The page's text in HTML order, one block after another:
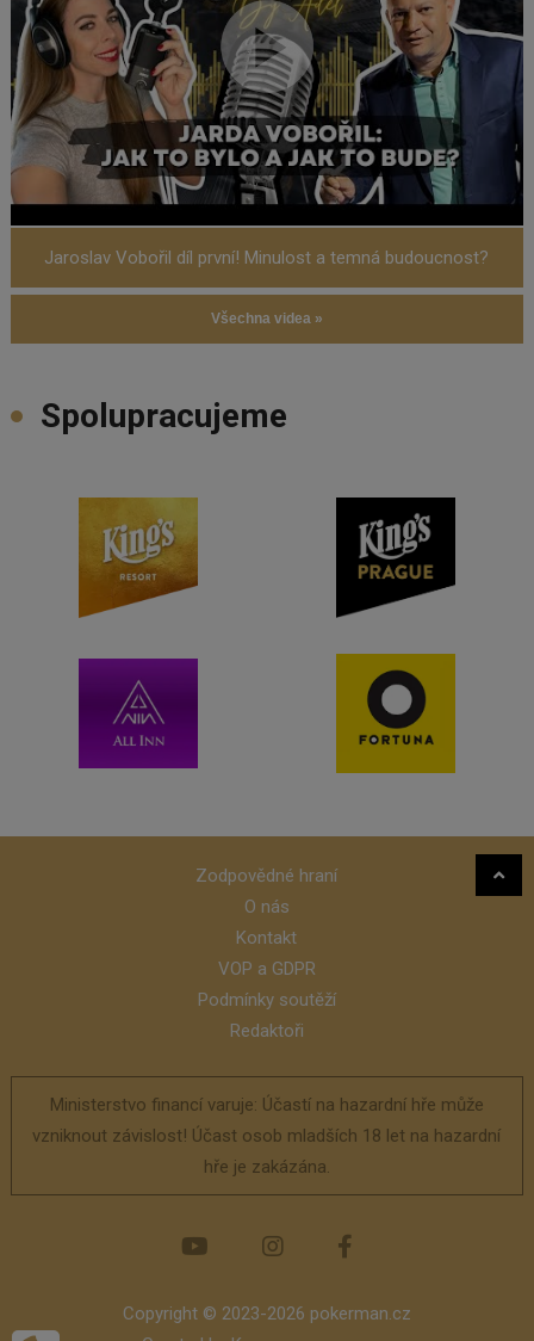
Jaroslav Vobořil díl první! Minulost a temná budoucnost?
Všechna videa »
Spolupracujeme
Zodpovědné hraní
O nás
Kontakt
VOP a GDPR
Podmínky soutěží
Redaktoři
Ministerstvo financí varuje: Účastí na hazardní hře může
vzniknout závislost! Účast osob mladších 18 let na hazardní
hře je zakázána.
Copyright © 2023-2026 pokerman.cz